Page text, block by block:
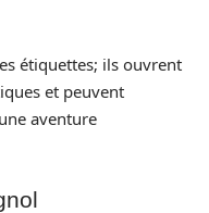
étiquettes; ils ouvrent
et peuvent
aventure